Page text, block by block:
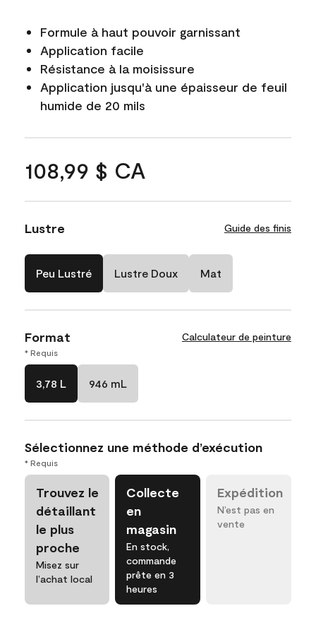
Formule à haut pouvoir garnissant
Application facile
Résistance à la moisissure
Application jusqu'à une épaisseur de feuil
humide de 20 mils
108,99 $ CA
Lustre Guide des finis
Peu Lustré Lustre Doux Mat
Format Calculateur de peinture
* Requis
3,78 L 946 mL
Sélectionnez une méthode d’exécution
* Requis
Trouvez le
détaillant
le plus
proche
Misez sur
l’achat local
Collecte
en
magasin
En stock,
commande
prête en 3
heures
Expédition
N’est pas en
vente